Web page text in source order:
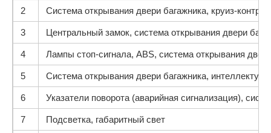
2 Система открывания двери багажника, круиз-
3 Центральный замок, система открывания двери
4 Лампы стоп-сигнала, ABS, система открывания
5 Система открывания двери багажника,
6 Указатели поворота (аварийная сигнализация),
7 Подсветка, габаритный свет